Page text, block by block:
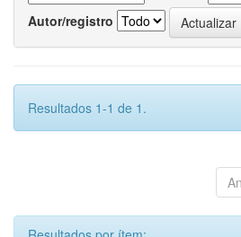
Autor/registro
Resultados 1-1 de 1.